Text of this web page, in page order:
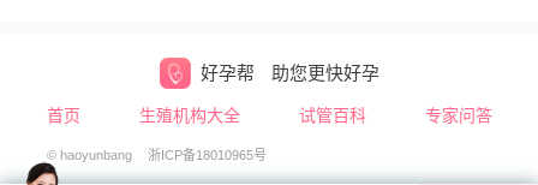
好孕帮 助您更快好孕
首页 生殖机构大全 试管百科 专家问答
© haoyunbang 浙ICP备18010965号